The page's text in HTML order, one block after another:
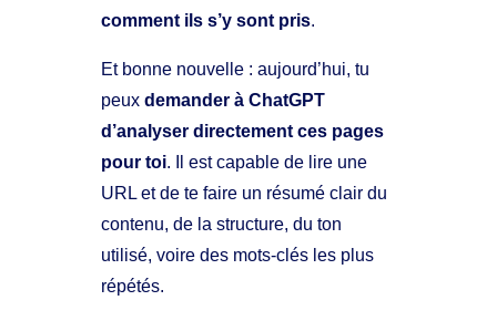
comment ils s’y sont pris.
Et bonne nouvelle : aujourd’hui, tu
peuxdemander à ChatGPT
d’analyser directement ces pages
pour toi. Il est capable de lire une
URL et de te faire un résumé clair du
contenu, de la structure, du ton
utilisé, voire des mots-clés les plus
répétés.